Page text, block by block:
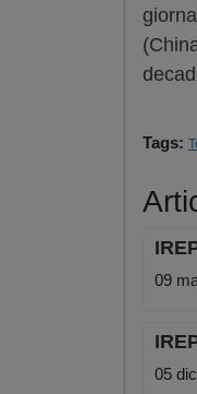
Tags:
09
05